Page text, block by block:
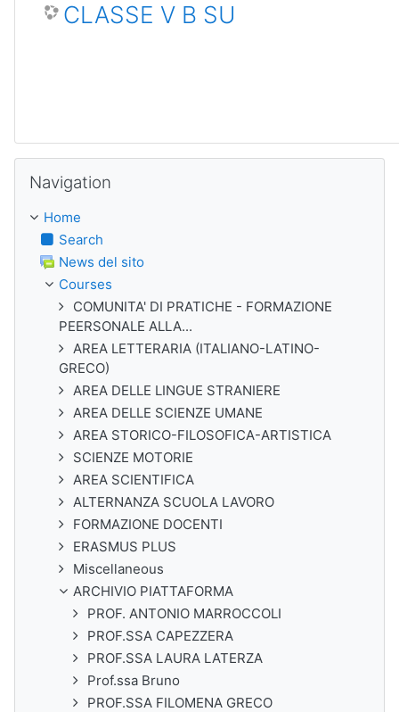
CLASSE V B SU
Navigation
Home
Search
News del sito
Courses
COMUNITA' DI PRATICHE - FORMAZIONE
PEERSONALE ALLA...
AREA LETTERARIA (ITALIANO-LATINO-
GRECO)
AREA DELLE LINGUE STRANIERE
AREA DELLE SCIENZE UMANE
AREA STORICO-FILOSOFICA-ARTISTICA
SCIENZE MOTORIE
AREA SCIENTIFICA
ALTERNANZA SCUOLA LAVORO
FORMAZIONE DOCENTI
ERASMUS PLUS
Miscellaneous
ARCHIVIO PIATTAFORMA
PROF. ANTONIO MARROCCOLI
PROF.SSA CAPEZZERA
PROF.SSA LAURA LATERZA
Prof.ssa Bruno
PROF.SSA FILOMENA GRECO